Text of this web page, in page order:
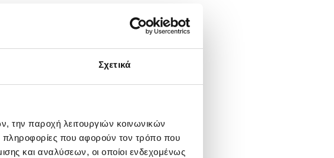
Σχετικά
την παροχή λειτουργιών κοινωνικών
πληροφορίες που αφορούν τον τρόπο που
και αναλύσεων, οι οποίοι ενδεχομένως